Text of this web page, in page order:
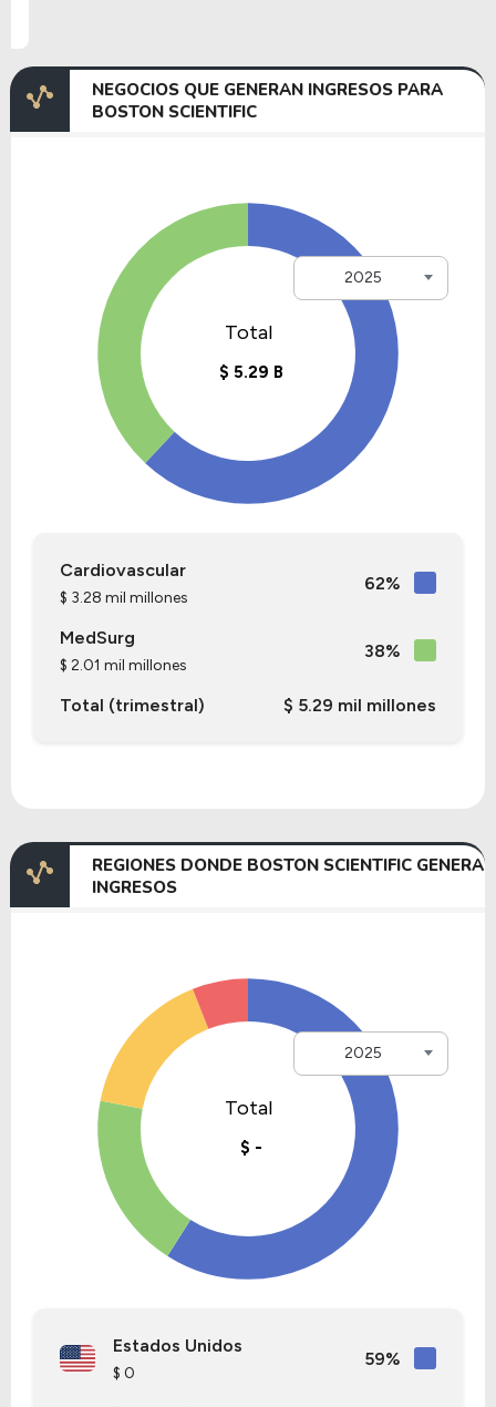
NEGOCIOS QUE GENERAN INGRESOS PARA
BOSTON SCIENTIFIC
2025
Cardiovascular
$ 3.28 mil millones
62%
MedSurg
$ 2.01 mil millones
38%
Total (trimestral) $ 5.29 mil millones
REGIONES DONDE BOSTON SCIENTIFIC GENERA
INGRESOS
2025
Estados Unidos
$ 0
59%